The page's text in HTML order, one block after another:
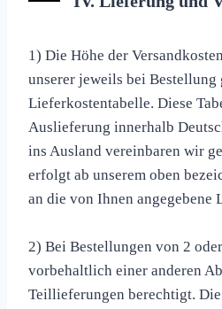
1) Die Höhe der
unserer jeweils bei Bestellung
Lieferkostentabelle. Diese
Auslieferung innerhalb
ins Ausland vereinbaren wir
erfolgt ab unserem oben
an die von Ihnen angegebene
2) Bei Bestellungen von 2
vorbehaltlich einer anderen
Teillieferungen berechtigt. Die